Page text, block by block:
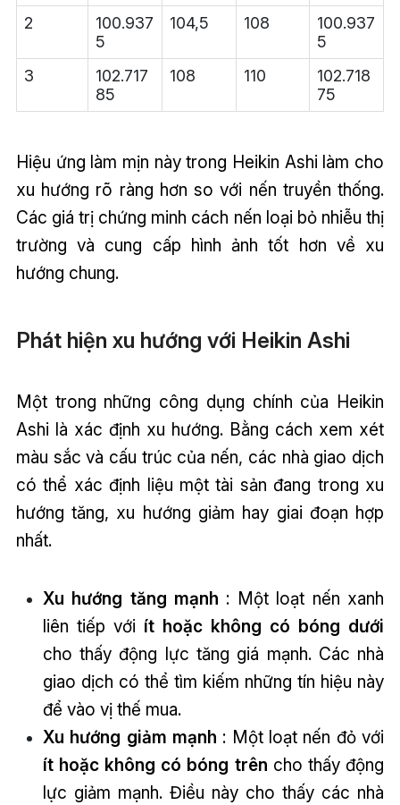
2
100.937
5
104,5 108
100.937
5
3
102.717
85
108 110
102.718
75
Hiệu ứng làm mịn này trong Heikin Ashi làm cho
xu hướng rõ ràng hơn so với nến truyền thống.
Các giá trị chứng minh cách nến loại bỏ nhiễu thị
trường và cung cấp hình ảnh tốt hơn về xu
hướng chung.
Phát hiện xu hướng với Heikin Ashi
Một trong những công dụng chính của Heikin
Ashi là xác định xu hướng. Bằng cách xem xét
màu sắc và cấu trúc của nến, các nhà giao dịch
có thể xác định liệu một tài sản đang trong xu
hướng tăng, xu hướng giảm hay giai đoạn hợp
nhất.
Xu hướng tăng mạnh : Một loạt nến xanh
liên tiếp với ít hoặc không có bóng dưới
cho thấy động lực tăng giá mạnh. Các nhà
giao dịch có thể tìm kiếm những tín hiệu này
để vào vị thế mua.
Xu hướng giảm mạnh : Một loạt nến đỏ với
ít hoặc không có bóng trên cho thấy động
lực giảm mạnh. Điều này cho thấy các nhà